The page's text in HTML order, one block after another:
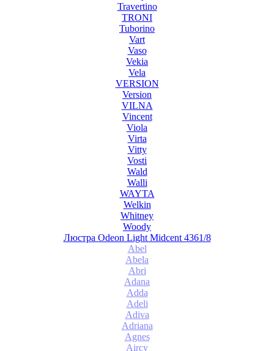
Travertino
TRONI
Tuborino
Vart
Vaso
Vekia
Vela
VERSION
Version
VILNA
Vincent
Viola
Virta
Vitty
Vosti
Wald
Walli
WAYTA
Welkin
Whitney
Woody
Люстра Odeon Light Midcent 4361/8
Abel
Abela
Abri
Adana
Adda
Adeli
Adiva
Adriana
Agnes
Aircy